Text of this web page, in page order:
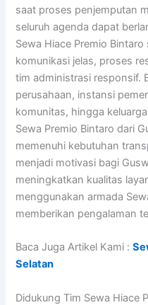
saat proses penjemputan
seluruh agenda dapat
Sewa Hiace Premio
komunikasi jelas, proses
tim administrasi responsif.
perusahaan, instansi
komunitas, hingga
Sewa Premio Bintaro dari
memenuhi kebutuhan
menjadi motivasi bagi
meningkatkan kualitas
menggunakan armada
memberikan pengalaman
Baca Juga Artikel Kami :
Selatan
Didukung Tim Sewa Hiace